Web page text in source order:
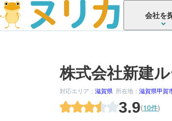
会社を
株式会社新建
対応エリア： 滋賀県 所在地： 滋賀県甲賀
3.9(10件)